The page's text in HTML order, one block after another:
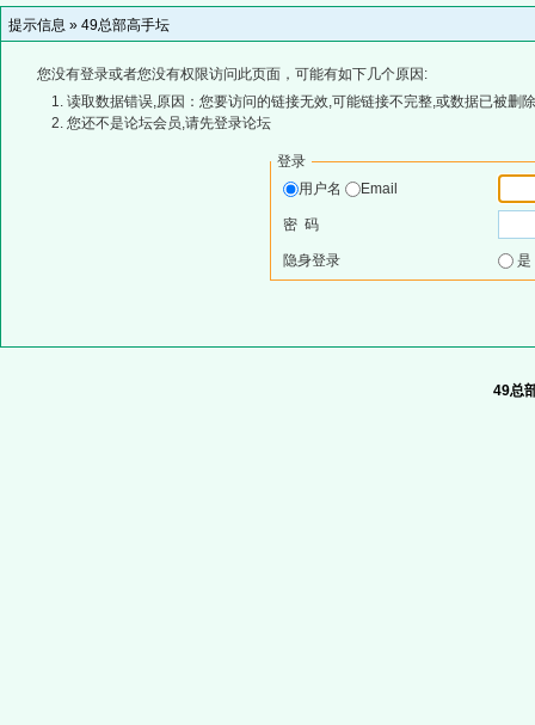
提示信息 » 49总部高手坛
您没有登录或者您没有权限访问此页面，可能有如下几个原因:
读取数据错误,原因：您要访问的链接无效,可能链接不完整,或数据已被删
您还不是论坛会员,请先登录论坛
登录
用户名
Email
密 码
隐身登录
49总